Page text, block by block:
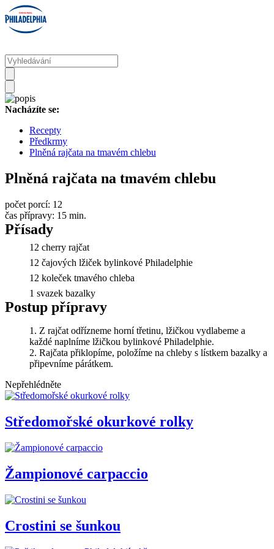
Nacházíte se:
Recepty
Předkrmy
Plněná rajčata na tmavém chlebu
Plněná rajčata na tmavém chlebu
počet porcí: 12
čas přípravy: 15 min.
Přísady
12 cherry rajčat
12 čajových lžiček bylinkové Philadelphie
12 koleček tmavého chleba
1 svazek bazalky
Postup přípravy
Z rajčat odřízneme horní třetinu, lžičkou vydlabeme a
každé naplníme lžičkou bylinkové Philadelphie.
Rajčata přiklopíme, položíme na chleby s lístkem bazalky a
připevníme párátkem.
Nepřehlédněte
Středomořské okurkové rolky
Žampionové carpaccio
Crostini se šunkou